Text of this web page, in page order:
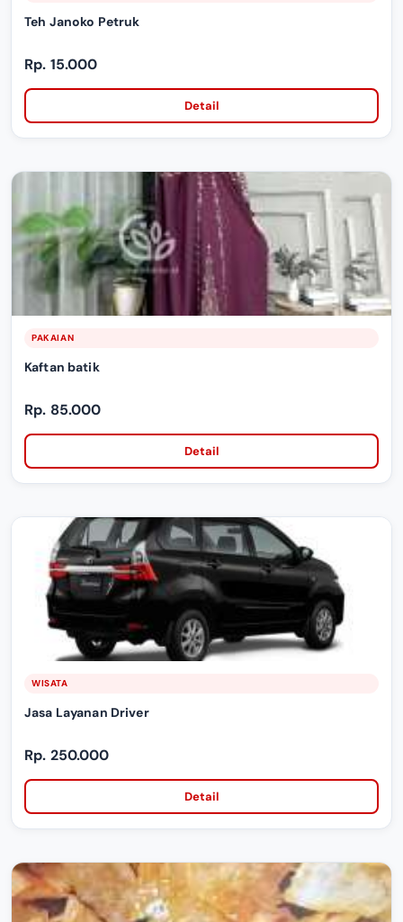
Teh Janoko Petruk
Rp. 15.000
Detail
PAKAIAN
Kaftan batik
Rp. 85.000
Detail
WISATA
Jasa Layanan Driver
Rp. 250.000
Detail